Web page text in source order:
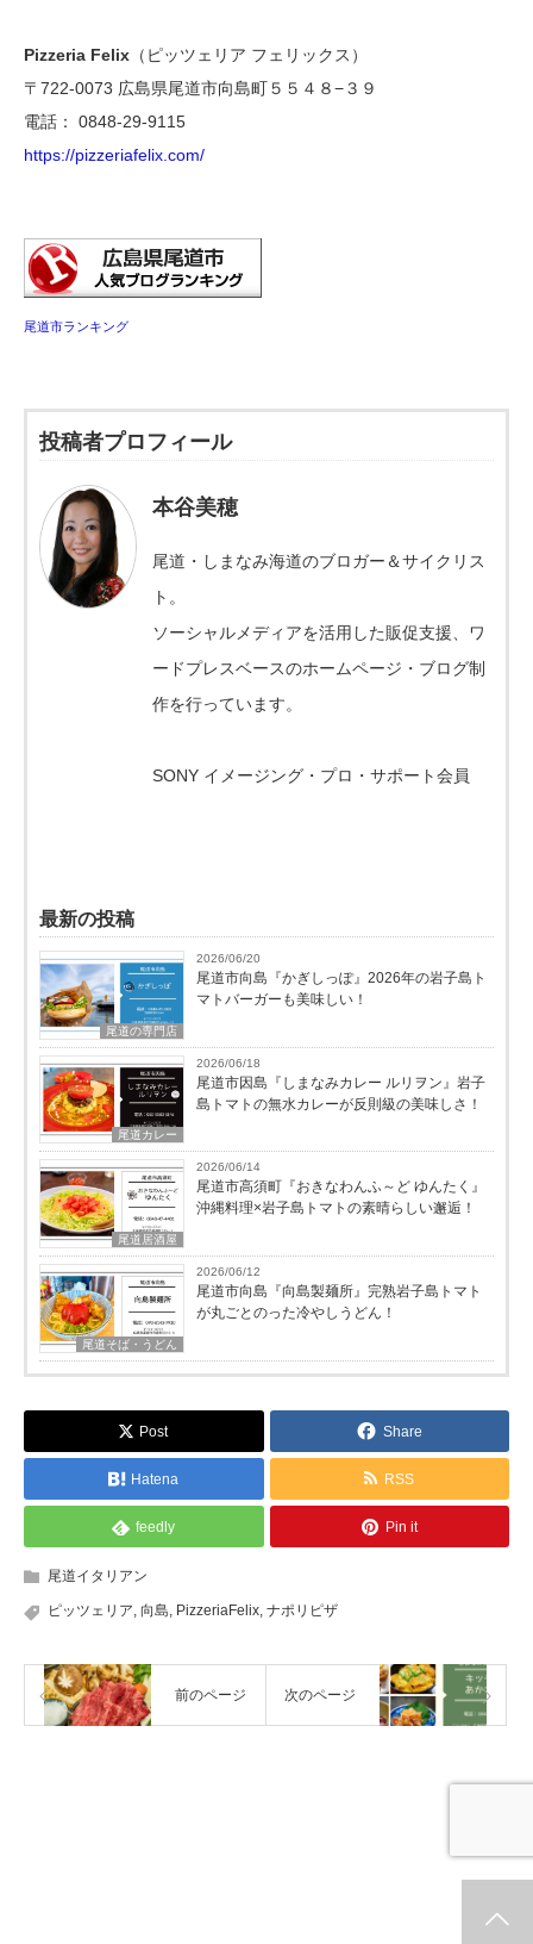
Pizzeria Felix （ピッツェリア フェリックス）
〒722-0073 広島県尾道市向島町５５４８−３９
電話： 0848-29-9115
https://pizzeriafelix.com/
尾道市ランキング
投稿者プロフィール
本谷美穂
尾道・しまなみ海道のブロガー＆サイクリス
ト。
ソーシャルメディアを活用した販促支援、ワ
ードプレスベースのホームページ・ブログ制
作を行っています。
SONY イメージング・プロ・サポート会員
最新の投稿
尾道の専門店
2026/06/20
尾道市向島『かぎしっぽ』2026年の岩子島ト
マトバーガーも美味しい！
尾道カレー
2026/06/18
尾道市因島『しまなみカレー ルリヲン』岩子
島トマトの無水カレーが反則級の美味しさ！
尾道居酒屋
2026/06/14
尾道市高須町『おきなわんふ～ど ゆんたく』
沖縄料理×岩子島トマトの素晴らしい邂逅！
尾道そば・うどん
2026/06/12
尾道市向島『向島製麺所』完熟岩子島トマト
が丸ごとのった冷やしうどん！
Post Share
Hatena RSS
feedly Pin it
尾道イタリアン
ピッツェリア, 向島, PizzeriaFelix, ナポリピザ
前のページ 次のページ
お問合せ